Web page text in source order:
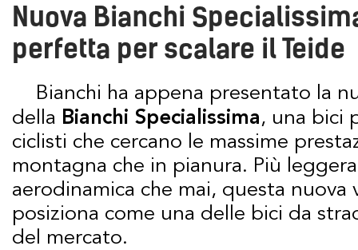
Nuova Bianchi
perfetta per scalare il Teide
Bianchi ha appena presentato la nuova generazione
della Bianchi Specialissima, una bici
ciclisti che cercano le massime
montagna che in pianura. Più
aerodinamica che mai, questa nuova
posiziona come una delle bici da
del mercato.